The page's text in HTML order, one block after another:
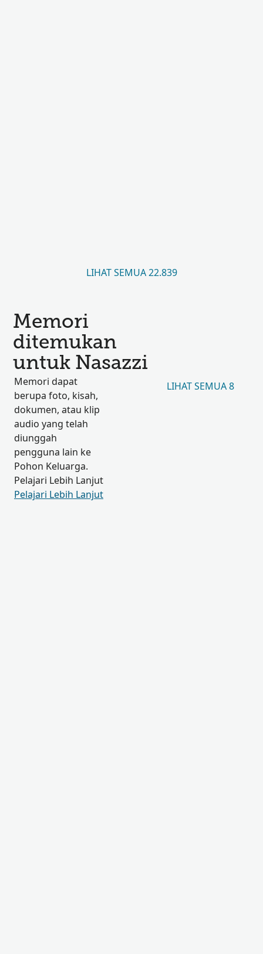
LIHAT SEMUA 22.839
Memori
ditemukan
untuk Nasazzi
Memori dapat
berupa foto, kisah,
dokumen, atau klip
audio yang telah
diunggah
pengguna lain ke
Pohon Keluarga.
Pelajari Lebih Lanjut
Pelajari Lebih Lanjut
LIHAT SEMUA 8